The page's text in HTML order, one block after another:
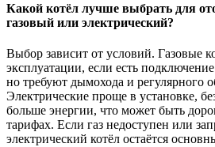
Какой котёл лучше выбрать для
газовый или электрический?
Выбор зависит от условий. Газовые
эксплуатации, если есть
но требуют дымохода и регулярного
Электрические проще в установке,
больше энергии, что может быть
тарифах. Если газ недоступен или
электрический котёл остаётся